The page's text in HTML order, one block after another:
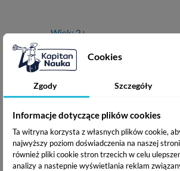
Wiek: 2+
(opinie: 1)
podstawowa
-40%
Cookies
Zgody Szczegóły
Informacje dotyczące plików cookies
Ta witryna korzysta z własnych plików cookie,
najwyższy poziom doświadczenia na naszej
również pliki cookie stron trzecich w celu
analizy a nastepnie wyświetlania reklam